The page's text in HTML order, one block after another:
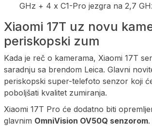
GHz + 4 x C1-Pro jezgra na 2,7
Xiaomi 17T uz novu
periskopski zum
Kada je reč o kamerama, Xiaomi 17T
saradnju sa brendom Leica. Glavni
periskopski super-telefoto senzor koji
poboljšati kvalitet zumiranja.
Xiaomi 17T Pro će dodatno biti
glavnim OmniVision OV50Q senzorom